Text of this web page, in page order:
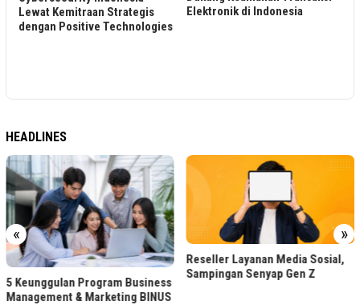
Lewat Kemitraan Strategis
dengan Positive Technologies
Elektronik di Indonesia
HEADLINES
« »
5 Keunggulan Program Business
Management & Marketing BINUS
Reseller Layanan Media Sosial,
Sampingan Senyap Gen Z